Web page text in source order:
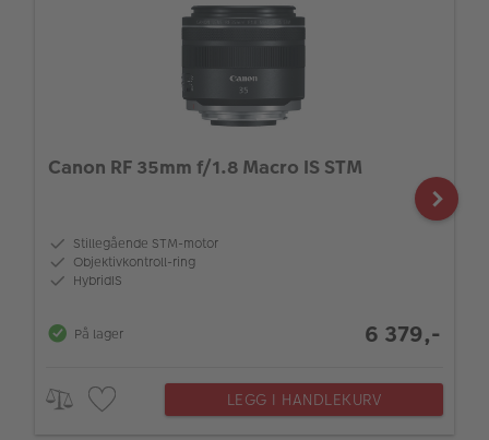
Canon RF 35mm f/1.8 Macro IS STM
Stillegående STM-motor
Objektivkontroll-ring
HybridIS
På lager 6 379,-
LEGG I HANDLEKURV